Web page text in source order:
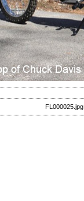
FL000025.jpg